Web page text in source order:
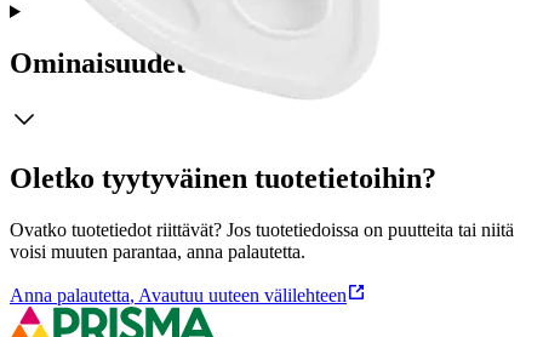
Ominaisuudet
Oletko tyytyväinen tuotetietoihin?
Ovatko tuotetiedot riittävät? Jos tuotetiedoissa on puutteita tai niitä
voisi muuten parantaa, anna palautetta.
Anna palautetta, Avautuu uuteen välilehteen